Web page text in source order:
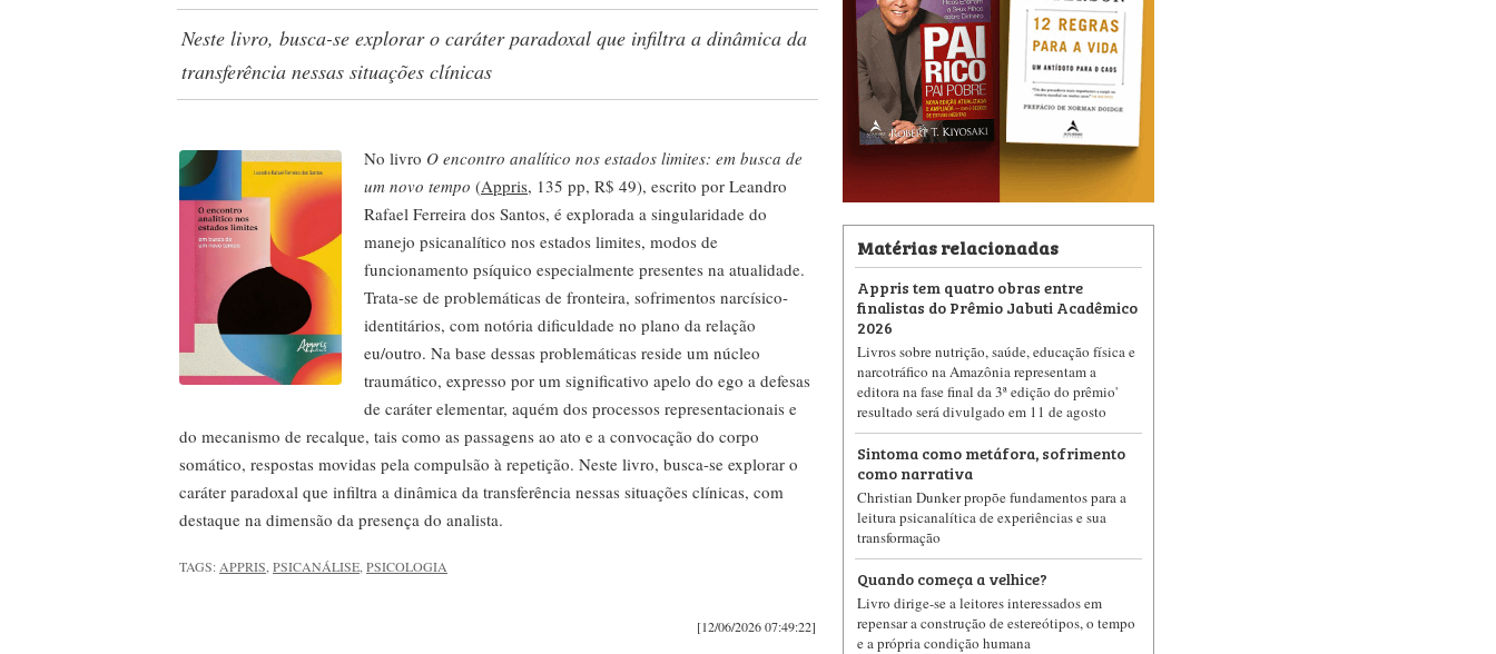
Neste livro, busca-se explorar o caráter paradoxal que infiltra a dinâmica da
transferência nessas situações clínicas
No livro O encontro analítico nos estados limites: em busca de
um novo tempo (Appris, 135 pp, R$ 49), escrito por Leandro
Rafael Ferreira dos Santos, é explorada a singularidade do
manejo psicanalítico nos estados limites, modos de
funcionamento psíquico especialmente presentes na atualidade.
Trata-se de problemáticas de fronteira, sofrimentos narcísico-
identitários, com notória dificuldade no plano da relação
eu/outro. Na base dessas problemáticas reside um núcleo
traumático, expresso por um significativo apelo do ego a defesas
de caráter elementar, aquém dos processos representacionais e
do mecanismo de recalque, tais como as passagens ao ato e a convocação do corpo
somático, respostas movidas pela compulsão à repetição. Neste livro, busca-se explorar o
caráter paradoxal que infiltra a dinâmica da transferência nessas situações clínicas, com
destaque na dimensão da presença do analista.
TAGS: APPRIS PSICANÁLISE PSICOLOGIA
[12/06/2026 07:49:22]
Matérias relacionadas
Appris tem quatro obras entre
finalistas do Prêmio Jabuti Acadêmico
2026
Livros sobre nutrição, saúde, educação física e
narcotráfico na Amazônia representam a
editora na fase final da 3ª edição do prêmio'
resultado será divulgado em 11 de agosto
Sintoma como metáfora, sofrimento
como narrativa
Christian Dunker propõe fundamentos para a
leitura psicanalítica de experiências e sua
transformação
Quando começa a velhice?
Livro dirige-se a leitores interessados em
repensar a construção de estereótipos, o tempo
e a própria condição humana